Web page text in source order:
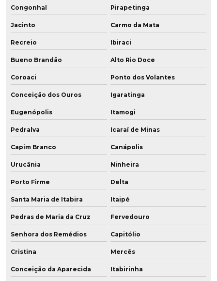
Congonhal Pirapetinga
Jacinto Carmo da Mata
Recreio Ibiraci
Bueno Brandão Alto Rio Doce
Coroaci Ponto dos Volantes
Conceição dos Ouros Igaratinga
Eugenópolis Itamogi
Pedralva Icaraí de Minas
Capim Branco Canápolis
Urucânia Ninheira
Porto Firme Delta
Santa Maria de Itabira Itaipé
Pedras de Maria da Cruz Fervedouro
Senhora dos Remédios Capitólio
Cristina Mercês
Conceição da Aparecida Itabirinha